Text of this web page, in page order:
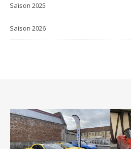
Saison 2025
Saison 2026